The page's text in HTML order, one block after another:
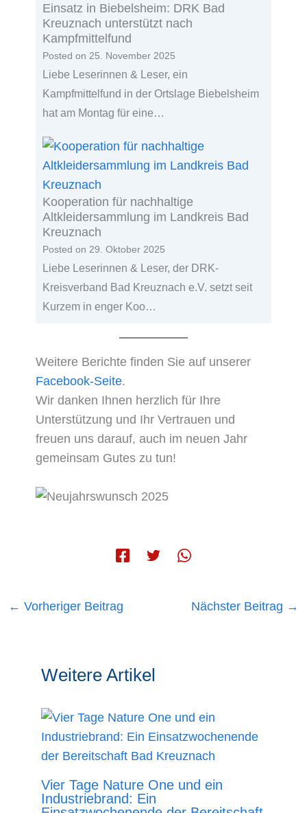
Einsatz in Biebelsheim: DRK Bad
Kreuznach unterstützt nach
Kampfmittelfund
Posted on 25. November 2025
Liebe Leserinnen & Leser, ein
Kampfmittelfund in der Ortslage Biebelsheim
hat am Montag für eine…
Kooperation für nachhaltige
Altkleidersammlung im Landkreis Bad
Kreuznach
Posted on 29. Oktober 2025
Liebe Leserinnen & Leser, der DRK-
Kreisverband Bad Kreuznach e.V. setzt seit
Kurzem in enger Koo…
Weitere Berichte finden Sie auf unserer
Facebook-Seite.
Wir danken Ihnen herzlich für Ihre
Unterstützung und Ihr Vertrauen und
freuen uns darauf, auch im neuen Jahr
gemeinsam Gutes zu tun!
← Vorheriger Beitrag Nächster Beitrag →
Weitere Artikel
Vier Tage Nature One und ein
Industriebrand: Ein